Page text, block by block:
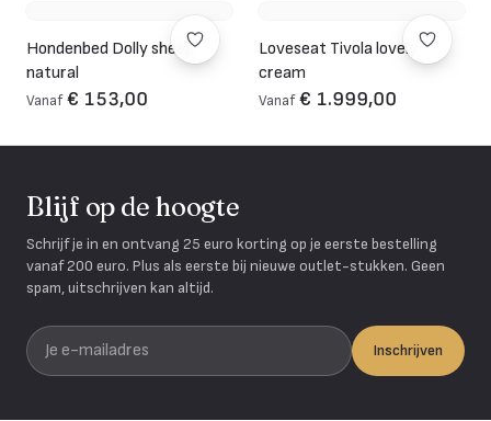
Hondenbed Dolly sheep
natural
Vanaf € 153,00
Loveseat Tivola lovely
cream
Vanaf € 1.999,00
Blijf op de hoogte
Schrijf je in en ontvang 25 euro korting op je eerste bestelling
vanaf 200 euro. Plus als eerste bij nieuwe outlet-stukken. Geen
spam, uitschrijven kan altijd.
Je e-mailadres
Inschrijven